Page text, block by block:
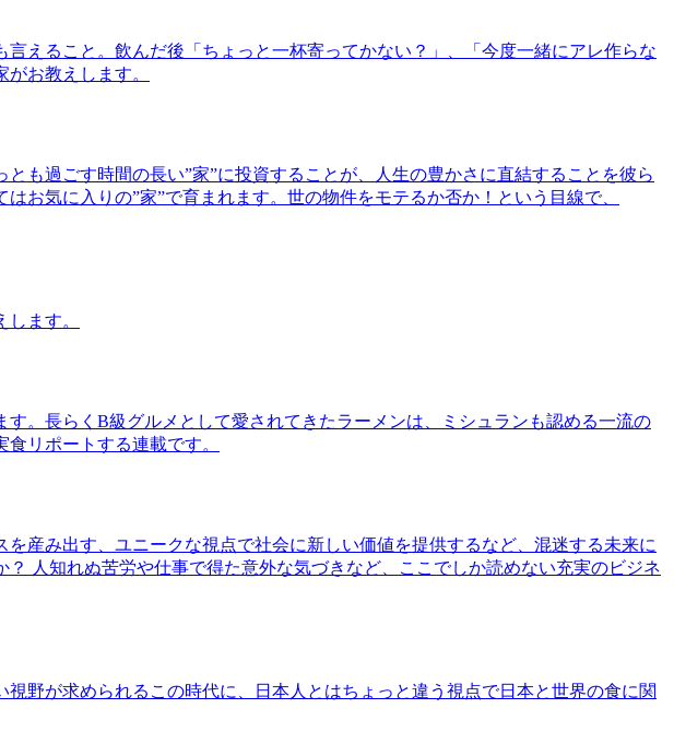
えること。飲んだ後「ちょっと一杯寄ってかない？」、「今度一緒にアレ作らな
お教えします。
も過ごす時間の長い”家”に投資することが、人生の豊かさに直結することを彼ら
お気に入りの”家”で育まれます。世の物件をモテるか否か！という目線で、
ます。
。長らくB級グルメとして愛されてきたラーメンは、ミシュランも認める一流の
リポートする連載です。
産み出す、ユニークな視点で社会に新しい価値を提供するなど、混迷する未来に
人知れぬ苦労や仕事で得た意外な気づきなど、ここでしか読めない充実のビジネ
野が求められるこの時代に、日本人とはちょっと違う視点で日本と世界の食に関